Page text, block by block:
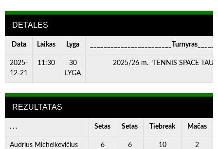
DETALĖS
Data Laikas Lyga
2025-
12-21
11:30
30
LYGA
2025/26 m. "TENNIS SPACE
REZULTATAS
. . . Setas Setas Tiebreak Mačas
Audrius Michelkevičius 6 6 10 2